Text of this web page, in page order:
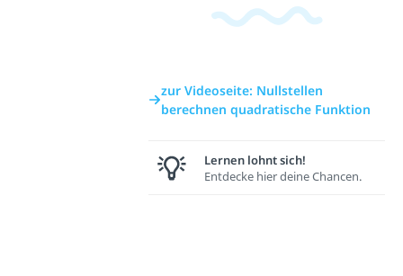
zur Videoseite: Nullstellen
berechnen quadratische Funktion
Lernen lohnt sich!
Entdecke hier deine Chancen.